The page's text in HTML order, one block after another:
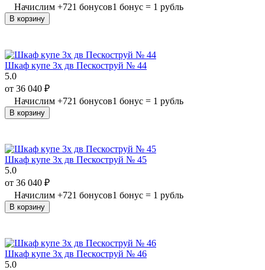
Начислим +721 бонусов1 бонус = 1 рубль
В корзину
Шкаф купе 3х дв Пескоструй № 44
5.0
от 36 040 ₽
Начислим +721 бонусов1 бонус = 1 рубль
В корзину
Шкаф купе 3х дв Пескоструй № 45
5.0
от 36 040 ₽
Начислим +721 бонусов1 бонус = 1 рубль
В корзину
Шкаф купе 3х дв Пескоструй № 46
5.0